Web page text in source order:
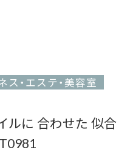
ス・エステ・美容室
ルに 合わせた 似合